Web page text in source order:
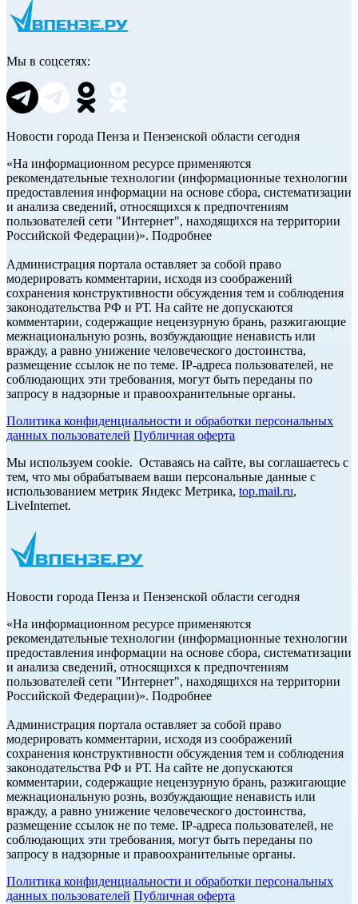
Мы в соцсетях:
Новости города Пенза и Пензенской области сегодня
«На информационном ресурсе применяются
рекомендательные технологии (информационные технологии
предоставления информации на основе сбора, систематизации
и анализа сведений, относящихся к предпочтениям
пользователей сети "Интернет", находящихся на территории
Российской Федерации)». Подробнее
Администрация портала оставляет за собой право
модерировать комментарии, исходя из соображений
сохранения конструктивности обсуждения тем и соблюдения
законодательства РФ и РТ. На сайте не допускаются
комментарии, содержащие нецензурную брань, разжигающие
межнациональную рознь, возбуждающие ненависть или
вражду, а равно унижение человеческого достоинства,
размещение ссылок не по теме. IP-адреса пользователей, не
соблюдающих эти требования, могут быть переданы по
запросу в надзорные и правоохранительные органы.
Политика конфиденциальности и обработки персональных
данных пользователей Публичная оферта
Мы используем cookie. Оставаясь на сайте, вы соглашаетесь с
тем, что мы обрабатываем ваши персональные данные с
использованием метрик Яндекс Метрика, top.mail.ru,
LiveInternet.
Новости города Пенза и Пензенской области сегодня
«На информационном ресурсе применяются
рекомендательные технологии (информационные технологии
предоставления информации на основе сбора, систематизации
и анализа сведений, относящихся к предпочтениям
пользователей сети "Интернет", находящихся на территории
Российской Федерации)». Подробнее
Администрация портала оставляет за собой право
модерировать комментарии, исходя из соображений
сохранения конструктивности обсуждения тем и соблюдения
законодательства РФ и РТ. На сайте не допускаются
комментарии, содержащие нецензурную брань, разжигающие
межнациональную рознь, возбуждающие ненависть или
вражду, а равно унижение человеческого достоинства,
размещение ссылок не по теме. IP-адреса пользователей, не
соблюдающих эти требования, могут быть переданы по
запросу в надзорные и правоохранительные органы.
Политика конфиденциальности и обработки персональных
данных пользователей Публичная оферта